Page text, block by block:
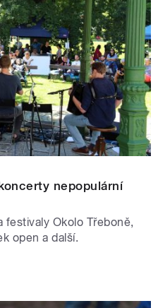
nepopulární
festivaly Okolo Třeboně,
open a další.